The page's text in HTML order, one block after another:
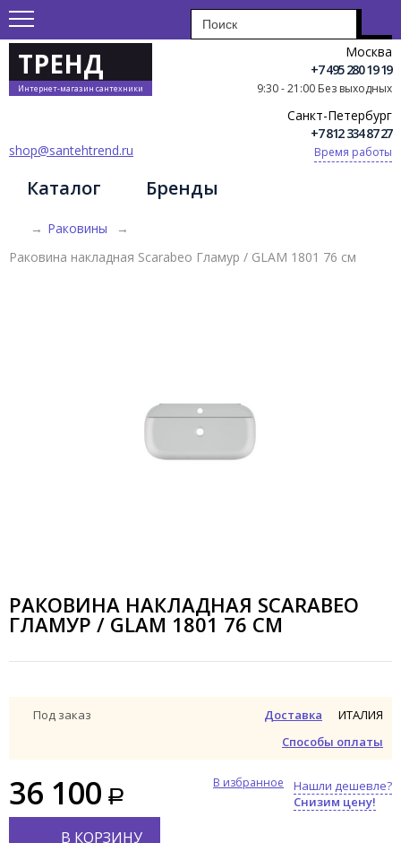
ТРЕНД
Интернет-магазин сантехники
Москва
+7 495 280 19 19
9:30 - 21:00 Без выходных
Санкт-Петербург
+7 812 334 87 27
Время работы
shop@santehtrend.ru
Каталог Бренды
→ Раковины
→
Раковина накладная Scarabeo Гламур / GLAM 1801 76 см
РАКОВИНА НАКЛАДНАЯ SCARABEO
ГЛАМУР / GLAM 1801 76 СМ
Под заказ
Доставка
Способы оплаты
ИТАЛИЯ
36 100
Нашли дешевле?
Снизим цену!
В избранное
В КОРЗИНУ